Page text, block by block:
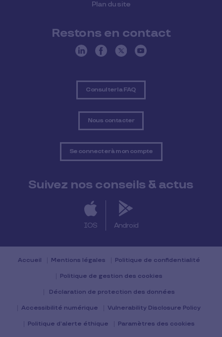
Plan du site
Restons en contact
Consulter la FAQ
Nous contacter
Se connecter à mon compte
Suivez nos conseils & actus
IOS Android
Accueil Mentions légales Politique de confidentialité
Politique de gestion des cookies
Déclaration de protection des données
Accessibilité numérique Vulnerability Disclosure Policy
Politique d’alerte éthique Paramètres des cookies